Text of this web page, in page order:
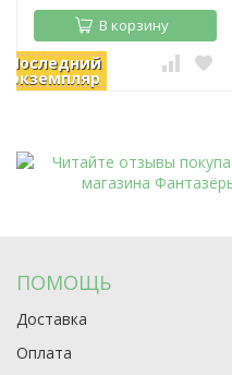
Последний
экземпляр
В корзину
В наличии
ПОМОЩЬ
Доставка
Оплата